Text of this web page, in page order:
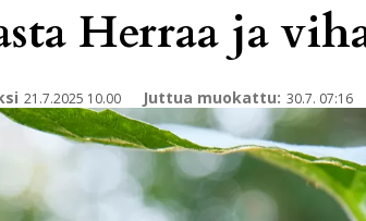
Herraa ja
21.7.2025 10.00 Juttua muokattu: 30.7. 07:16